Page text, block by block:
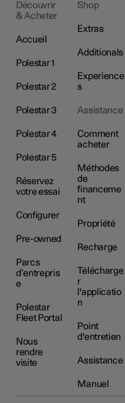
Découvrir
& Acheter
Accueil
Polestar 1
Polestar 2
Polestar 3
Polestar 4
Polestar 5
Réservez
votre essai
Configurer
Pre-owned
Parcs
d’entrepris
e
Polestar
Fleet Portal
Nous
rendre
visite
Shop
Extras
Additionals
Experience
s
Assistance
Comment
acheter
Méthodes
de
financeme
nt
Propriété
Recharge
Télécharge
r
l'applicatio
n
Point
d'entretien
Assistance
Manuel